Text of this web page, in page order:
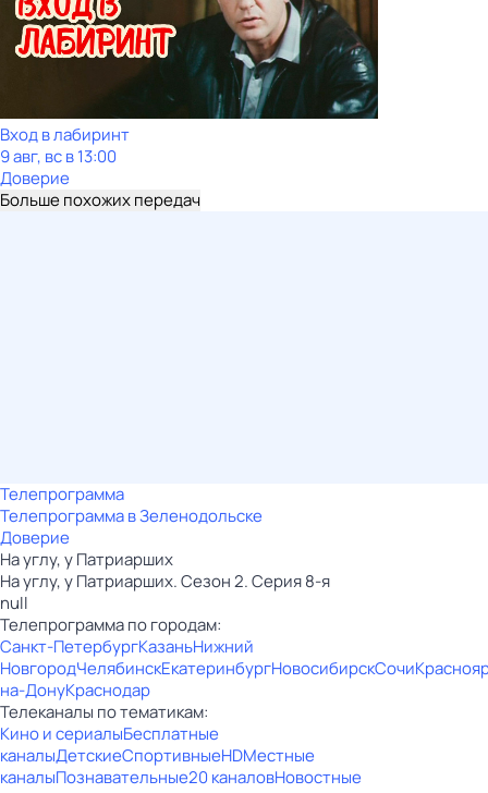
Вход в лабиринт
9 авг, вс в 13:00
Доверие
Больше похожих передач
Телепрограмма
Телепрограмма в Зеленодольске
Доверие
На углу, у Патриарших
На углу, у Патриарших. Сезон 2. Серия 8-я
null
Телепрограмма по городам:
Санкт-ПетербургКазаньНижний
НовгородЧелябинскЕкатеринбургНовосибирскСочи
на-ДонуКраснодар
Телеканалы по тематикам:
Кино и сериалыБесплатные
каналыДетскиеСпортивныеHDМестные
каналыПознавательные20 каналовНовостные